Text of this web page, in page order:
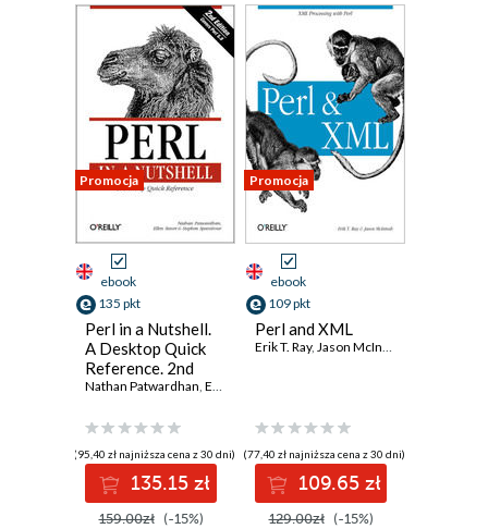
Promocja
ebook
135 pkt
Perl in a Nutshell.
A Desktop Quick
Reference. 2nd
Edition
Nathan Patwardhan, Ellen Siever
(95,40 zł najniższa cena z 30 dni)
135.15 zł
159.00zł (-15%)
Promocja
ebook
109 pkt
Perl and XML
Erik T. Ray, Jason McIntosh
(77,40 zł najniższa cena z 30 dni)
109.65 zł
129.00zł (-15%)